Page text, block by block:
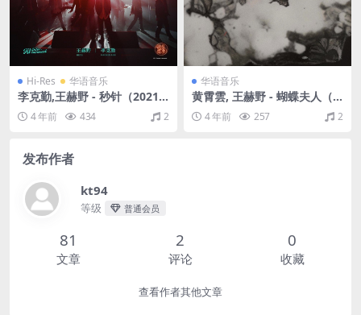
Hi-Res 华语音乐
李克勤,王赫野 - 秒针（2021/
FLAC/Single单曲/21M）(24
bit/48kHz)
4 年前 434 2
华语音乐
黄霄雲, 王赫野 - 蝴蝶夫人（2
022/FLAC/Single单曲/21.9
M）4 年前 257 2
发布作者
kt94
等级 普通会员
81
文章
2
评论
0
收藏
查看作者其他文章